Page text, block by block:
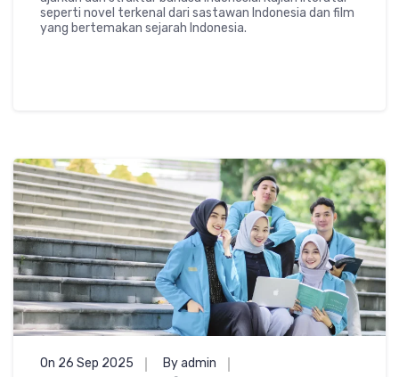
seperti novel terkenal dari sastawan Indonesia dan film
yang bertemakan sejarah Indonesia.
On 26 Sep 2025
By admin